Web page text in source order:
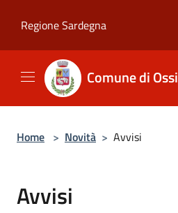
Regione Sardegna
Comune di Ossi
Home > Novità > Avvisi
Avvisi